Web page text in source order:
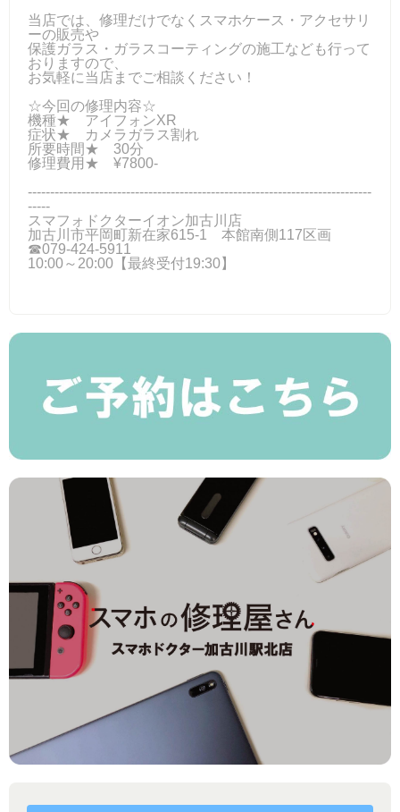
当店では、修理だけでなくスマホケース・アクセサリ
ーの販売や
保護ガラス・ガラスコーティングの施工なども行って
おりますので、
お気軽に当店までご相談ください！
☆今回の修理内容☆
機種★ アイフォンXR
症状★ カメラガラス割れ
所要時間★ 30分
修理費用★ ¥7800-
-----------------------------------------------------------------------------
-----
スマフォドクターイオン加古川店
加古川市平岡町新在家615-1 本館南側117区画
☎079-424-5911
10:00～20:00【最終受付19:30】